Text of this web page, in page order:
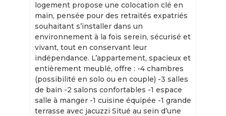
logement propose une colocation clé en
main, pensée pour des retraités expatriés
souhaitant s’installer dans un
environnement à la fois serein, sécurisé et
vivant, tout en conservant leur
indépendance. L’appartement, spacieux et
entièrement meublé, offre : -4 chambres
(possibilité en solo ou en couple) -3 salles
de bain -2 salons confortables -1 espace
salle à manger -1 cuisine équipée -1 grande
terrasse avec jacuzzi Situé au sein d’une